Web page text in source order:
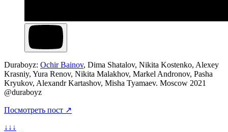
Duraboyz: Ochir Bainov, Dima Shatalov, Nikita Kostenko, Alexey
Krasniy, Yura Renov, Nikita Malakhov, Markel Andronov, Pasha
Kryukov, Alexandr Kartashov, Misha Tyamaev. Moscow 2021
@duraboyz
Посмотреть пост ↗
↓↓↓